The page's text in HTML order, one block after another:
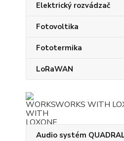
Elektrický rozvádzač
Fotovoltika
Fototermika
LoRaWAN
WORKS WITH
Audio systém